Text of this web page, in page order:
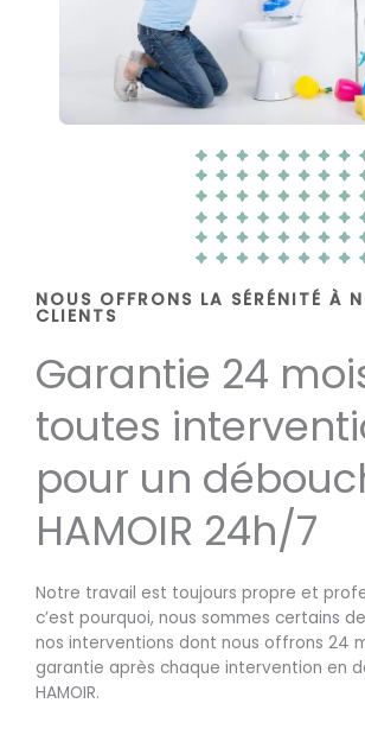
NOUS OFFRONS LA SÉRÉNITÉ À
CLIENTS
Garantie 24
toutes
pour un
HAMOIR 24h/7
Notre travail est toujours propre et
c’est pourquoi, nous sommes certains
nos interventions dont nous offrons 24
garantie après chaque intervention en
HAMOIR.